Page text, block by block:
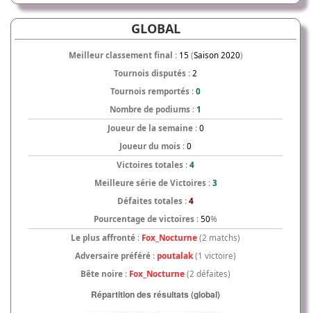
GLOBAL
Meilleur classement final : 15 (Saison 2020)
Tournois disputés : 2
Tournois remportés : 0
Nombre de podiums : 1
Joueur de la semaine: 0
Joueur du mois : 0
Victoires totales : 4
Meilleure série de Victoires: 3
Défaites totales : 4
Pourcentage de victoires : 50%
Le plus affronté : Fox_Nocturne (2 matchs)
Adversaire préféré : poutalak (1 victoire)
Bête noire : Fox_Nocturne (2 défaites)